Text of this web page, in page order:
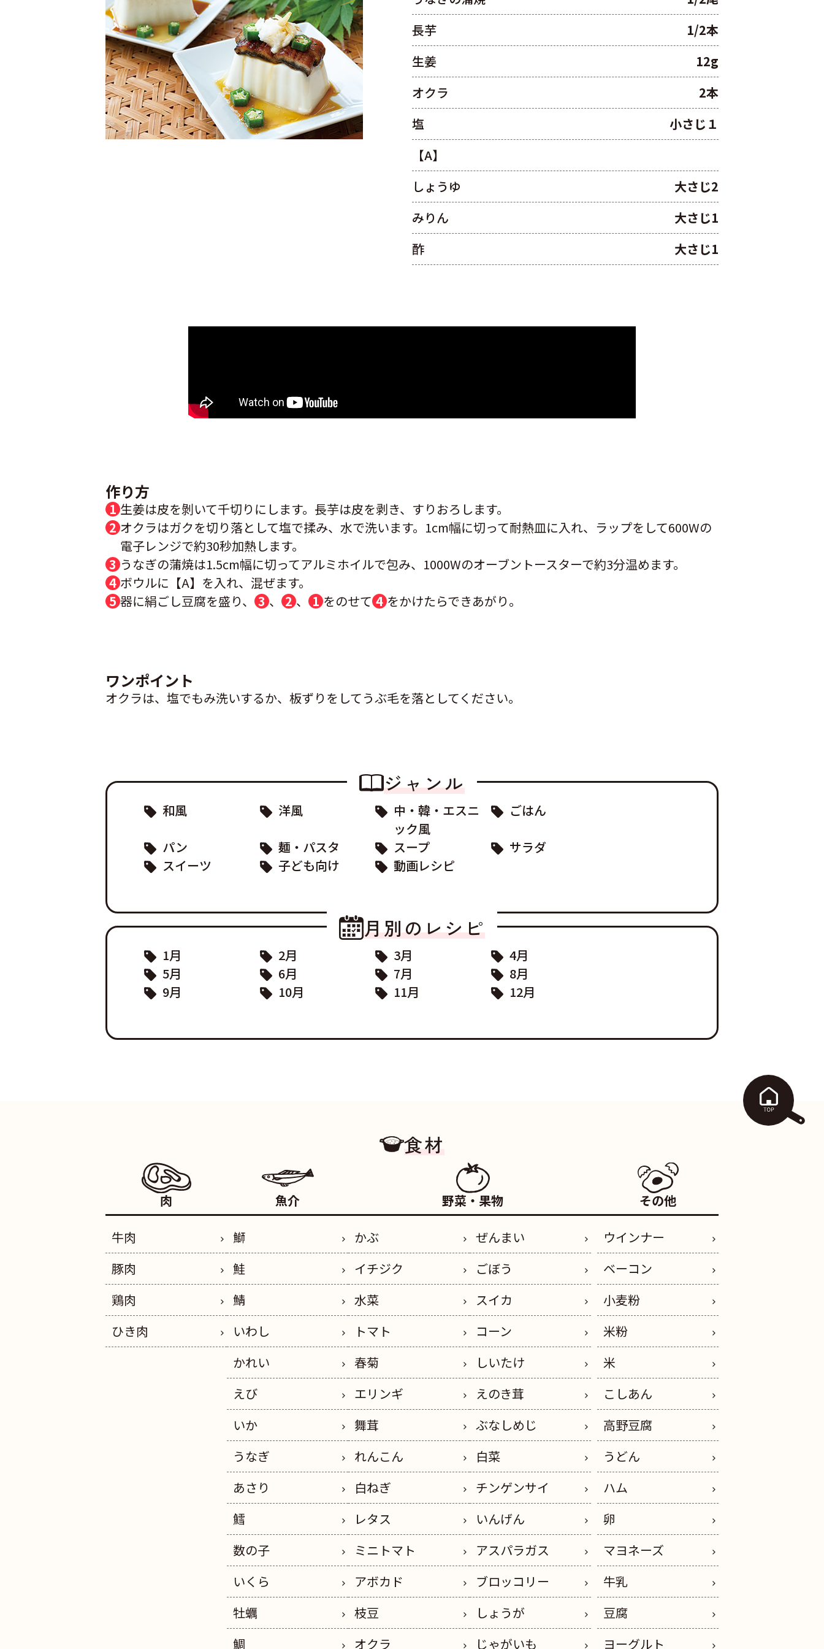
長芋
1/2本
生姜
12g
オクラ
2本
塩
小さじ１
【A】
しょうゆ
大さじ2
みりん
大さじ1
酢
大さじ1
作り方
生姜は皮を剝いて千切りにします。長芋は皮を剥き、すりおろします。
オクラはガクを切り落として塩で揉み、水で洗います。1cm幅に切って耐熱皿に入れ、ラップをして600Wの
電子レンジで約30秒加熱します。
うなぎの蒲焼は1.5cm幅に切ってアルミホイルで包み、1000Wのオーブントースターで約3分温めます。
ボウルに【A】を入れ、混ぜます。
器に絹ごし豆腐を盛り、
3 、 2 、 1 をのせて 4 をかけたらできあがり。
ワンポイント
オクラは、塩でもみ洗いするか、板ずりをしてうぶ毛を落としてください。
ジャンル
和風 洋風
中・韓・エスニ
ック風
ごはん
パン 麺・パスタ スープ
サラダ
スイーツ
子ども向け 動画レシピ
月別のレシピ
1月 2月 3月
4月
5月
6月 7月
8月
9月
10月 11月 12月
食材
肉
牛肉
豚肉
鶏肉
ひき肉
魚介
鰤
鮭
鯖
いわし
かれい
えび
いか
うなぎ
あさり
鱈
数の子
いくら
牡蠣
鯛
野菜・果物
かぶ
ぜんまい
イチジク
ごぼう
水菜
スイカ
トマト
コーン
春菊
しいたけ
エリンギ
えのき茸
舞茸
ぶなしめじ
れんこん
白菜
白ねぎ
チンゲンサイ
レタス
いんげん
ミニトマト
アスパラガス
アボカド
ブロッコリー
枝豆
しょうが
オクラ
じゃがいも
その他
ウインナー
ベーコン
小麦粉
米粉
米
こしあん
高野豆腐
うどん
ハム
卵
マヨネーズ
牛乳
豆腐
ヨーグルト